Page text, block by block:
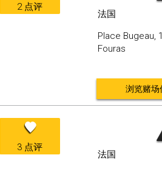
2 点评
法国
Place Bugeau,
Fouras
浏览赌场
3 点评
法国